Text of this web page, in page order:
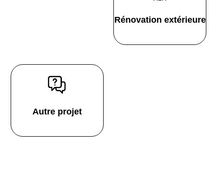
Rénovation extérieure
Autre projet